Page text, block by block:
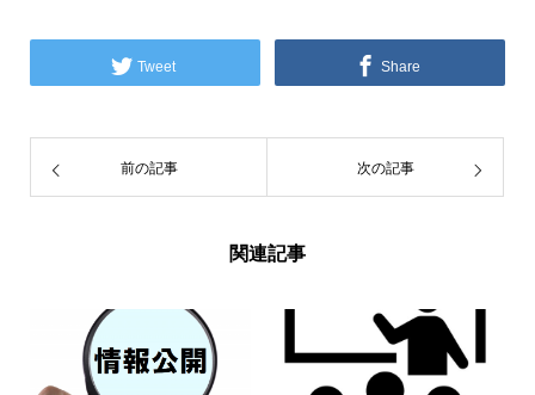
Tweet Share
前の記事 次の記事
関連記事